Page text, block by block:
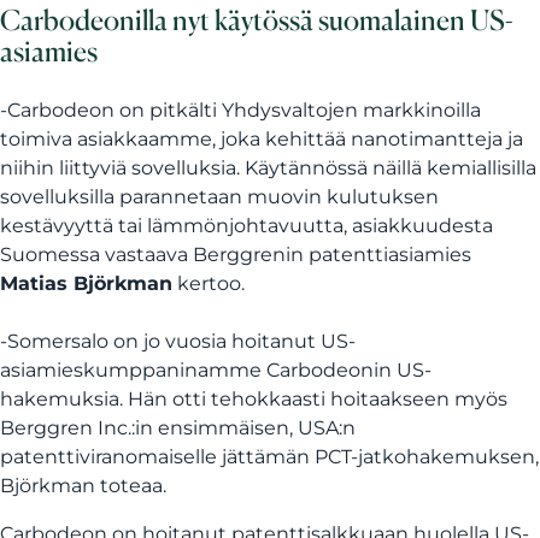
Carbodeonilla nyt käytössä suomalainen US-
asiamies
-Carbodeon on pitkälti Yhdysvaltojen markkinoilla
toimiva asiakkaamme, joka kehittää nanotimantteja ja
niihin liittyviä sovelluksia. Käytännössä näillä kemiallisilla
sovelluksilla parannetaan muovin kulutuksen
kestävyyttä tai lämmönjohtavuutta, asiakkuudesta
Suomessa vastaava Berggrenin patenttiasiamies
Matias Björkman kertoo.
-Somersalo on jo vuosia hoitanut US-
asiamieskumppaninamme Carbodeonin US-
hakemuksia. Hän otti tehokkaasti hoitaakseen myös
Berggren Inc.:in ensimmäisen, USA:n
patenttiviranomaiselle jättämän PCT-jatkohakemuksen,
Björkman toteaa.